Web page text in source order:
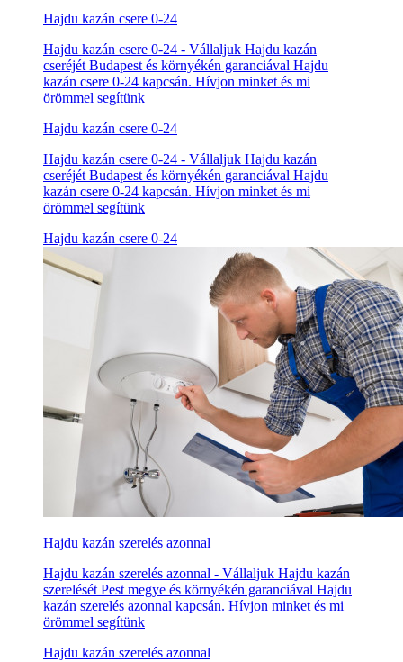
Hajdu kazán csere 0-24
Hajdu kazán csere 0-24 - Vállaljuk Hajdu kazán
cseréjét Budapest és környékén garanciával Hajdu
kazán csere 0-24 kapcsán. Hívjon minket és mi
örömmel segítünk
Hajdu kazán csere 0-24
Hajdu kazán csere 0-24 - Vállaljuk Hajdu kazán
cseréjét Budapest és környékén garanciával Hajdu
kazán csere 0-24 kapcsán. Hívjon minket és mi
örömmel segítünk
Hajdu kazán csere 0-24
Hajdu kazán szerelés azonnal
Hajdu kazán szerelés azonnal - Vállaljuk Hajdu kazán
szerelését Pest megye és környékén garanciával Hajdu
kazán szerelés azonnal kapcsán. Hívjon minket és mi
örömmel segítünk
Hajdu kazán szerelés azonnal